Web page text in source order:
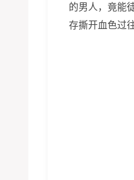
的男人，竟能
存撕开血色过